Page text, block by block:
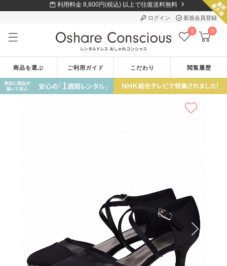
利用料金 8,800円(税込) 以上で往復送料無料
ログイン 新規会員登録
0 0
商品を選ぶ ご利用ガイド こだわり 閲覧履歴